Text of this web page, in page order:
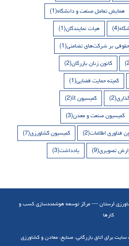
همایش تعامل صنعت و دانشگاه(1)
(4) هیات نمایندگان(1)
بر شرکت‌های تضامنی(1)
کانون زنان بازرگان(2)
کمیته حمایت قضایی(1)
(2) کمیسیون it (2)
کمیسیون صنعت و معدن(3)
فناوری اطلاعات(2) کمیسیون کشاورزی(7)
تصویری(9) یادداشت(3)
کشاورزی لرستان — مرکز توسعه هوشمندسازی کسب و
کارها
برای اتاق بازرگانی، صنایع، معادن و کشاورزی